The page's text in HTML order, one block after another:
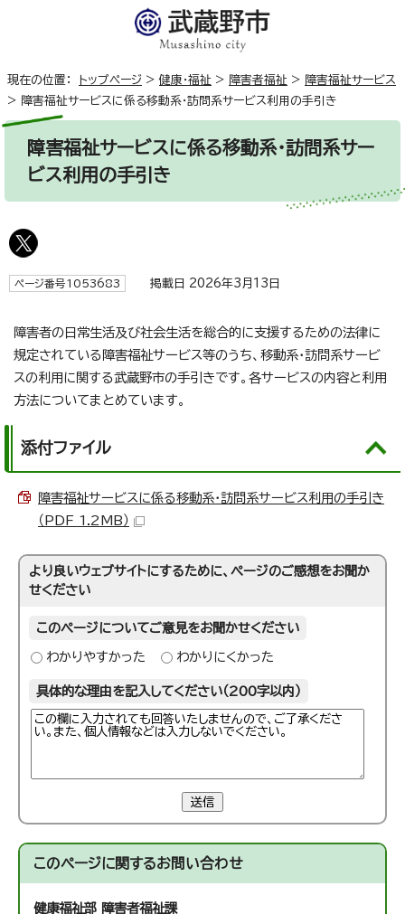
現在の位置： トップページ > 健康・福祉 > 障害者福祉 > 障害福祉サービス
> 障害福祉サービスに係る移動系・訪問系サービス利用の手引き
障害福祉サービスに係る移動系・訪問系サー
ビス利用の手引き
ページ番号1053683 掲載日 2026年3月13日
障害者の日常生活及び社会生活を総合的に支援するための法律に
規定されている障害福祉サービス等のうち、移動系・訪問系サービ
スの利用に関する武蔵野市の手引きです。各サービスの内容と利用
方法についてまとめています。
添付ファイル
障害福祉サービスに係る移動系・訪問系サービス利用の手引き
（PDF 1.2MB）
より良いウェブサイトにするために、ページのご感想をお聞か
せください
このページについてご意見をお聞かせください
わかりやすかった わかりにくかった
具体的な理由を記入してください（200字以内）
送信
このページに関するお問い合わせ
健康福祉部 障害者福祉課